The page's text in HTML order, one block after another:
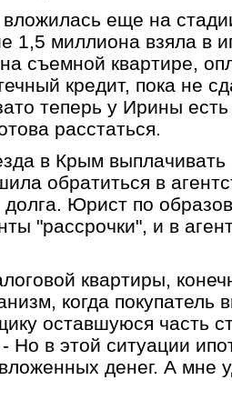
еще на
1,5 миллиона взяла в
съемной квартире,
кредит, пока не
теперь у Ирины
расстаться.
в Крым выплачивать
обратиться в
долга. Юрист по
"рассрочки", и в
квартиры,
когда покупатель
оставшуюся часть
Но в этой ситуации
денег. А мне